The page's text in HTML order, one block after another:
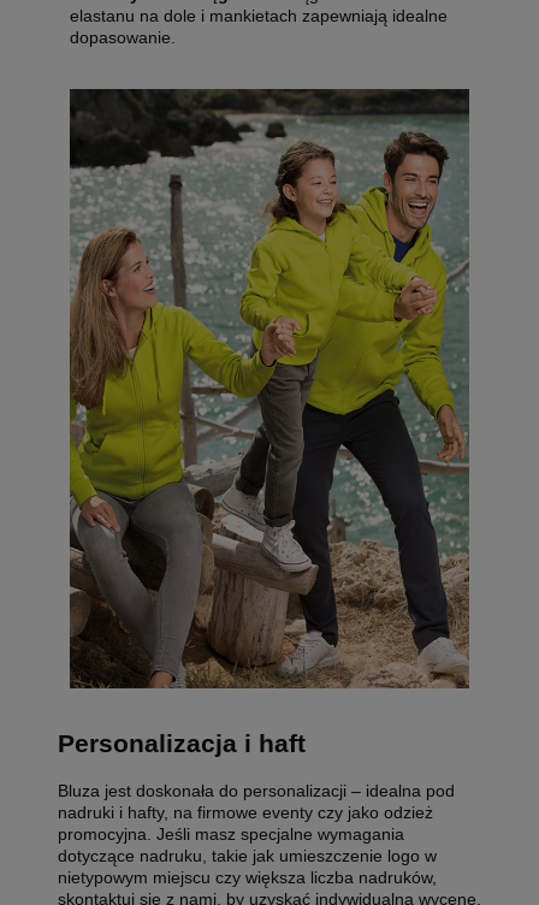
elastanu na dole i mankietach zapewniają idealne
dopasowanie.
Personalizacja i haft
Bluza jest doskonała do personalizacji – idealna pod
nadruki i hafty, na firmowe eventy czy jako odzież
promocyjna. Jeśli masz specjalne wymagania
dotyczące nadruku, takie jak umieszczenie logo w
nietypowym miejscu czy większa liczba nadruków,
skontaktuj się z nami, by uzyskać indywidualną wycenę.